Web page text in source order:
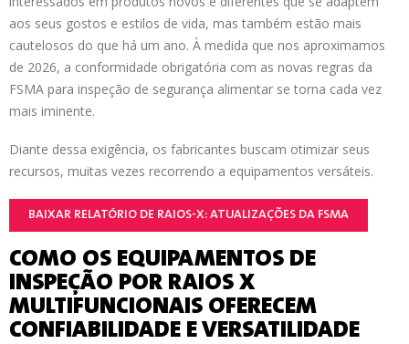
aos seus gostos e estilos de vida, mas também estão mais
cautelosos do que há um ano. À medida que nos aproximamos
de 2026, a conformidade obrigatória com as novas regras da
FSMA para inspeção de segurança alimentar se torna cada vez
mais iminente.
Diante dessa exigência, os fabricantes buscam otimizar seus
recursos, muitas vezes recorrendo a equipamentos versáteis.
BAIXAR RELATÓRIO DE RAIOS-X: ATUALIZAÇÕES DA FSMA
COMO OS EQUIPAMENTOS DE
INSPEÇÃO POR RAIOS X
MULTIFUNCIONAIS OFERECEM
CONFIABILIDADE E VERSATILIDADE